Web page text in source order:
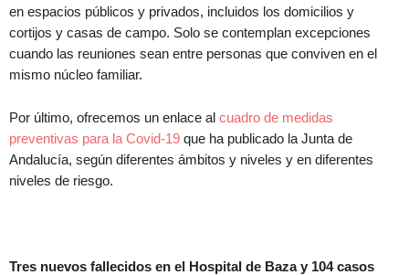
en espacios públicos y privados, incluidos los domicilios y
cortijos y casas de campo. Solo se contemplan excepciones
cuando las reuniones sean entre personas que conviven en el
mismo núcleo familiar.
Por último, ofrecemos un enlace al cuadro de medidas
preventivas para la Covid-19 que ha publicado la Junta de
Andalucía, según diferentes ámbitos y niveles y en diferentes
niveles de riesgo.
Tres nuevos fallecidos en el Hospital de Baza y 104 casos